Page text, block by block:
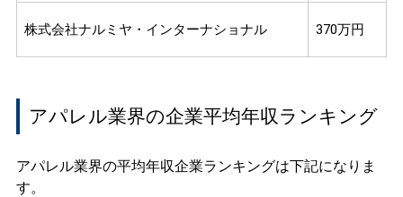
株式会社ナルミヤ・インターナショナル 370万円
アパレル業界の企業平均年収ランキング
アパレル業界の平均年収企業ランキングは下記になりま
す。